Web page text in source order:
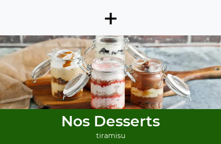
+
Nos Desserts
tiramisu